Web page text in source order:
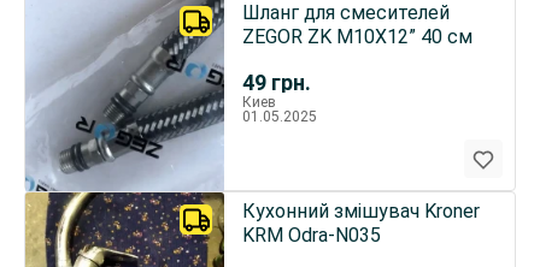
49 грн.
Шланг для смесителей
ZEGOR ZK М10Х12” 40 см
Киев
01.05.2025
Кухонний змішувач Kroner
KRM Odra-N035